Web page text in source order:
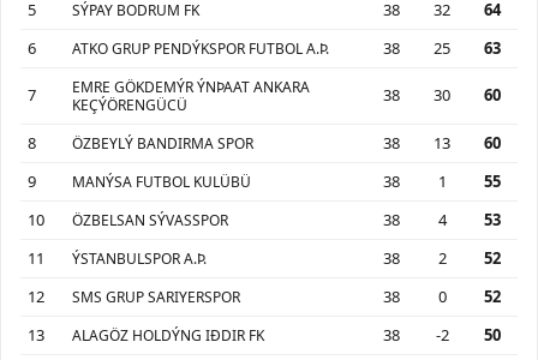
5
SÝPAY BODRUM FK 38 32
64
6
ATKO GRUP PENDÝKSPOR FUTBOL A.Þ. 38 25 63
7
EMRE GÖKDEMÝR ÝNÞAAT ANKARA
KEÇÝÖRENGÜCÜ
38 30 60
8 ÖZBEYLÝ BANDIRMA SPOR 38 13
60
9
MANÝSA FUTBOL KULÜBÜ 38 1
55
10
ÖZBELSAN SÝVASSPOR 38 4
53
11
ÝSTANBULSPOR A.Þ. 38 2
52
12
SMS GRUP SARIYERSPOR 38 0
52
13
ALAGÖZ HOLDÝNG IÐDIR FK 38 -2
50